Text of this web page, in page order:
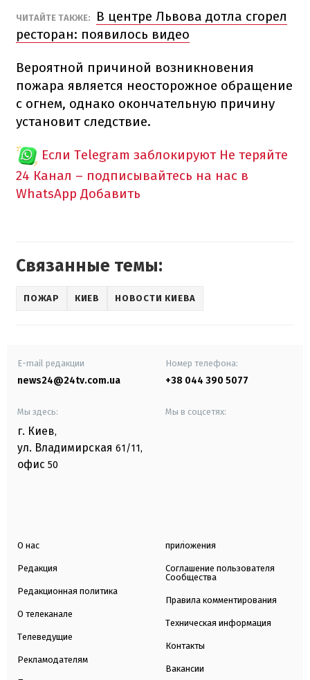
ЧИТАЙТЕ ТАКЖЕ:
В центре Львова дотла сгорел
ресторан: появилось видео
Вероятной причиной возникновения
пожара является неосторожное обращение
с огнем, однако окончательную причину
установит следствие.
Если Telegram заблокируют Не теряйте
24 Канал – подписывайтесь на нас в
WhatsApp Добавить
Связанные темы:
ПОЖАР КИЕВ НОВОСТИ КИЕВА
E-mail редакции
news24@24tv.com.ua
Номер телефона:
+38 044 390 5077
Мы здесь:
г. Киев,
ул. Владимирская 61/11,
офис 50
Мы в соцсетях:
О нас
Редакция
Редакционная политика
О телеканале
Телеведущие
Рекламодателям
приложения
Соглашение пользователя
Сообщества
Правила комментирования
Техническая информация
Контакты
Вакансии